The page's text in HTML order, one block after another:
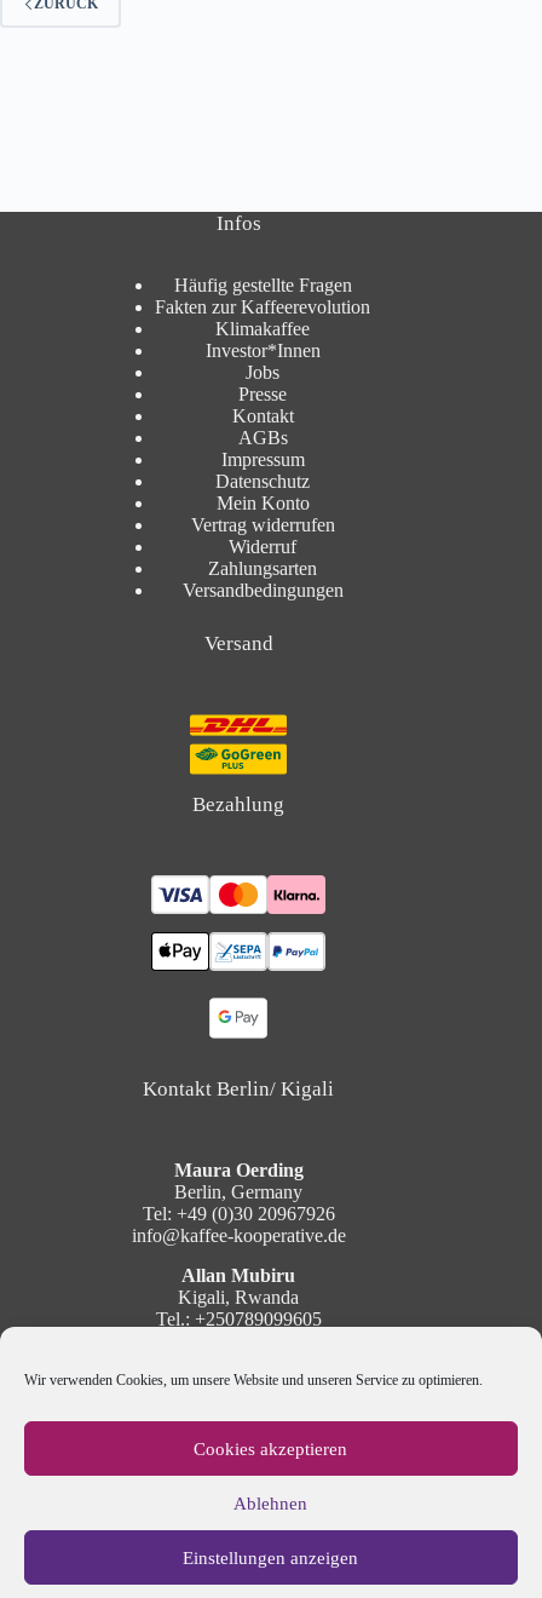
Wir verwenden Cookies, um unsere Website und unseren Service zu optimieren.
Cookies akzeptieren
Ablehnen
Einstellungen anzeigen
Infos
Häufig gestellte Fragen
Fakten zur Kaffeerevolution
Klimakaffee
Investor*Innen
Jobs
Presse
Kontakt
AGBs
Impressum
Datenschutz
Mein Konto
Vertrag widerrufen
Widerruf
Zahlungsarten
Versandbedingungen
Versand
Bezahlung
Kontakt Berlin/ Kigali
Maura Oerding
Berlin, Germany
Tel: +49 (0)30 20967926
info@kaffee-kooperative.de
Allan Mubiru
Kigali, Rwanda
Tel.: +250789099605
Newsletter